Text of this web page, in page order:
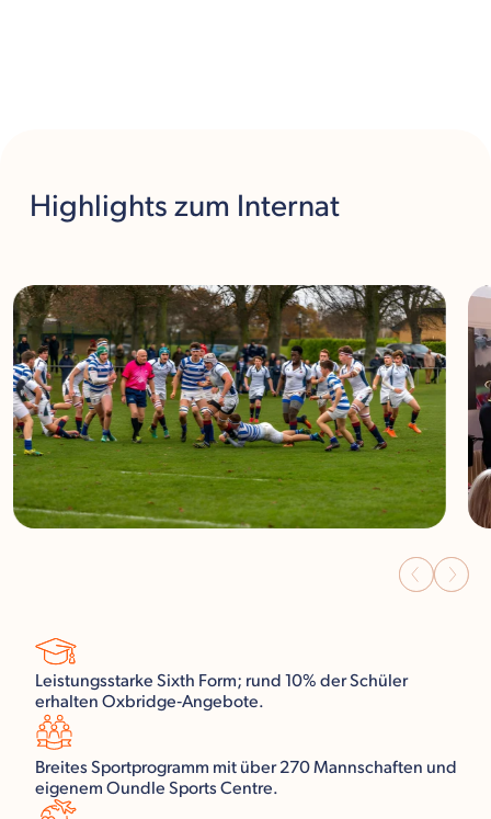
Highlights zum Internat
Leistungsstarke Sixth Form; rund 10% der Schüler
erhalten Oxbridge‑Angebote.
Breites Sportprogramm mit über 270 Mannschaften und
eigenem Oundle Sports Centre.